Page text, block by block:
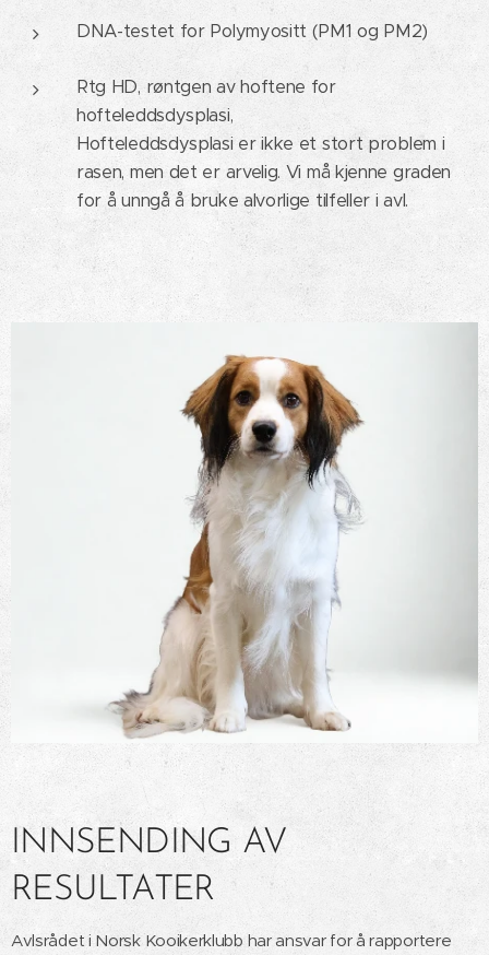
DNA-testet for Polymyositt (PM1 og PM2)
Rtg HD, røntgen av hoftene for
hofteleddsdysplasi,
Hofteleddsdysplasi er ikke et stort problem i
rasen, men det er arvelig. Vi må kjenne graden
for å unngå å bruke alvorlige tilfeller i avl.
INNSENDING AV
RESULTATER
Avlsrådet i Norsk Kooikerklubb har ansvar for å rapportere